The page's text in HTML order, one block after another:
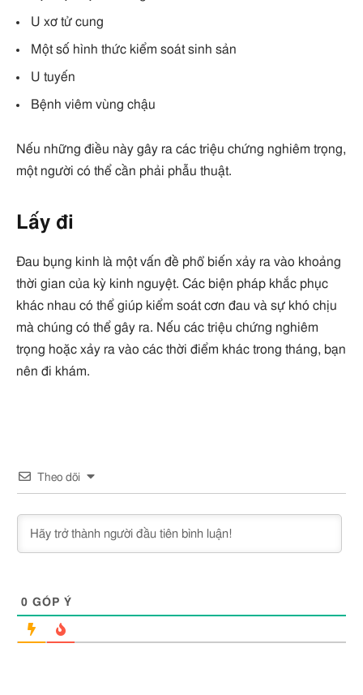
U xơ tử cung
Một số hình thức kiểm soát sinh sản
U tuyến
Bệnh viêm vùng chậu
Nếu những điều này gây ra các triệu chứng nghiêm trọng,
một người có thể cần phải phẫu thuật.
Lấy đi
Đau bụng kinh là một vấn đề phổ biến xảy ra vào khoảng
thời gian của kỳ kinh nguyệt. Các biện pháp khắc phục
khác nhau có thể giúp kiểm soát cơn đau và sự khó chịu
mà chúng có thể gây ra. Nếu các triệu chứng nghiêm
trọng hoặc xảy ra vào các thời điểm khác trong tháng, bạn
nên đi khám.
Theo dõi
0 GÓP Ý